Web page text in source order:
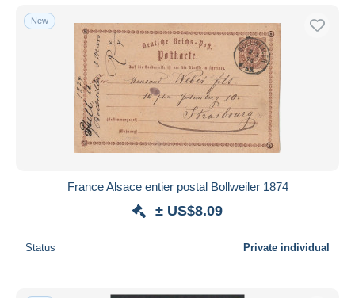
New
France Alsace entier postal Bollweiler 1874
± US$8.09
Status Private individual